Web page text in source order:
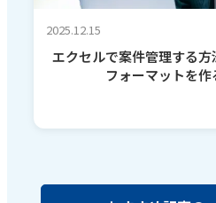
2025.12.15
エクセルで案件管理する
フォーマットを